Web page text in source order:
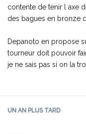
contente de tenir l axe
des bagues en bronze
Depanoto en propose
tourneur doit pouvoir
je ne sais pas si on la
UN AN PLUS TARD